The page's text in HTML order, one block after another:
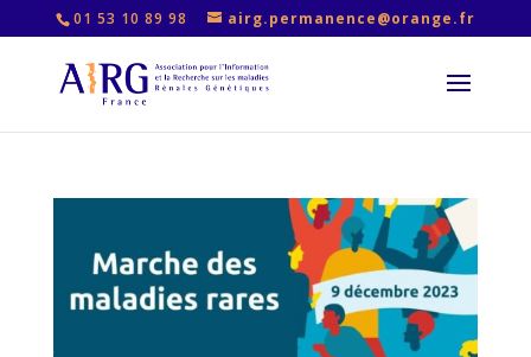
01 53 10 89 98 airg.permanence@orange.fr